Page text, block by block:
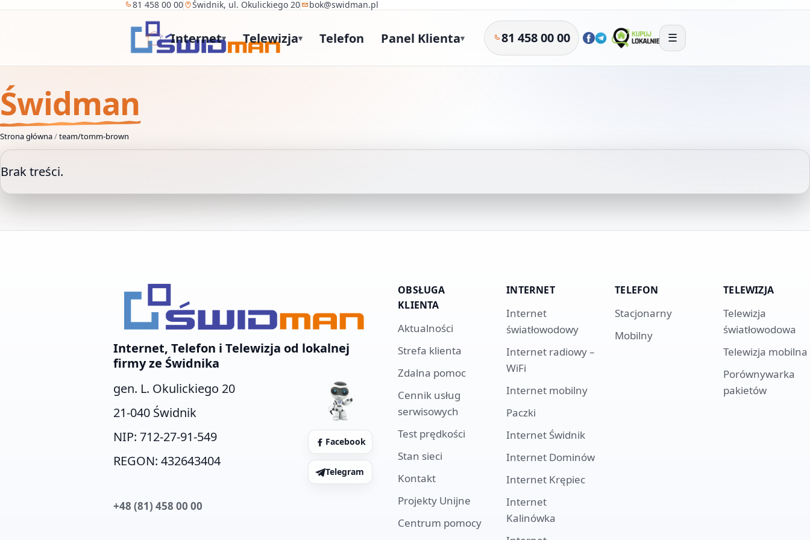
81 458 00 00 Świdnik, ul. Okulickiego 20 bok@swidman.pl
Internet▾ Telewizja▾ Telefon Panel Klienta▾ 81 458 00 00 ☰
Świdman
Strona główna/team/tomm-brown
Brak treści.
Internet, Telefon i Telewizja od lokalnej
firmy ze Świdnika
gen. L. Okulickiego 20
21-040 Świdnik
NIP: 712-27-91-549
REGON: 432643404
Facebook
Telegram
+48 (81) 458 00 00
OBSŁUGA
KLIENTA
Aktualności
Strefa klienta
Zdalna pomoc
Cennik usług
serwisowych
Test prędkości
Stan sieci
Kontakt
Projekty Unijne
Centrum pomocy
INTERNET
Internet
światłowodowy
Internet radiowy –
WiFi
Internet mobilny
Paczki
Internet Świdnik
Internet Dominów
Internet Krępiec
Internet
Kalinówka
TELEFON
Stacjonarny
Mobilny
TELEWIZJA
Telewizja
światłowodowa
Telewizja mobilna
Porównywarka
pakietów